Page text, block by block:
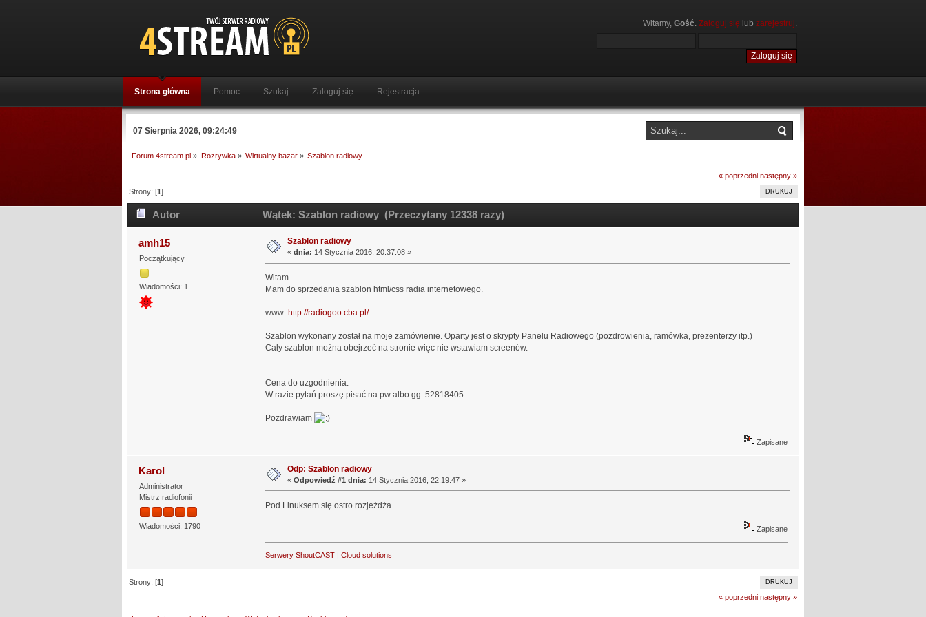
Witamy, Gość. Zaloguj się lub zarejestruj.
Strona główna Pomoc Szukaj Zaloguj się Rejestracja
07 Sierpnia 2026, 09:24:49
Forum 4stream.pl » Rozrywka» Wirtualny bazar» Szablon radiowy
« poprzedni następny »
DRUKUJ
Strony: [1]
Autor Wątek: Szablon radiowy (Przeczytany 12338 razy)
amh15
Początkujący
Wiadomości: 1
Szablon radiowy
« dnia: 14 Stycznia 2016, 20:37:08 »
Witam.
Mam do sprzedania szablon html/css radia internetowego.
www: http://radiogoo.cba.pl/
Szablon wykonany został na moje zamówienie. Oparty jest o skrypty Panelu Radiowego (pozdrowienia, ramówka, prezenterzy itp.)
Cały szablon można obejrzeć na stronie więc nie wstawiam screenów.
Cena do uzgodnienia.
W razie pytań proszę pisać na pw albo gg: 52818405
Pozdrawiam
Zapisane
Karol
Administrator
Mistrz radiofonii
Wiadomości: 1790
Odp: Szablon radiowy
« Odpowiedź #1 dnia: 14 Stycznia 2016, 22:19:47 »
Pod Linuksem się ostro rozjeżdża.
Zapisane
Serwery ShoutCAST| Cloud solutions
DRUKUJ
Strony: [1]
« poprzedni następny »